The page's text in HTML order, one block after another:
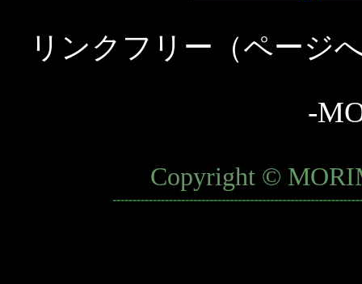
リンクフリー（ページ
-
Copyright ©